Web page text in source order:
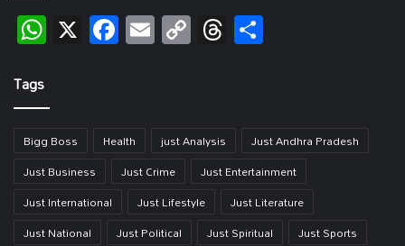
WhatsApp
X Facebook
EmailCopy
Link
Threads
Tags
Bigg Boss Health just Analysis
Just Andhra Pradesh
Just Business
Just Crime
Just Entertainment
Just International
Just Lifestyle
Just Literature
Just National
Just Political Just Spiritual Just Sports